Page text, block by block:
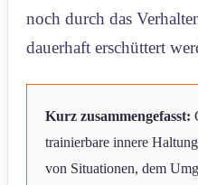
noch durch das
dauerhaft erschüttert
Kurz zusammengefasst:
trainierbare innere
von Situationen, dem